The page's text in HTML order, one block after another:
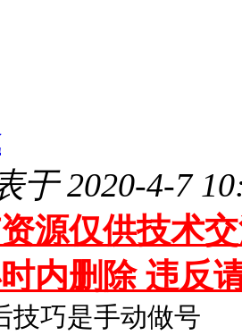
于 2020-4-7
源仅供技术
内删除 违反
技巧是手动做号